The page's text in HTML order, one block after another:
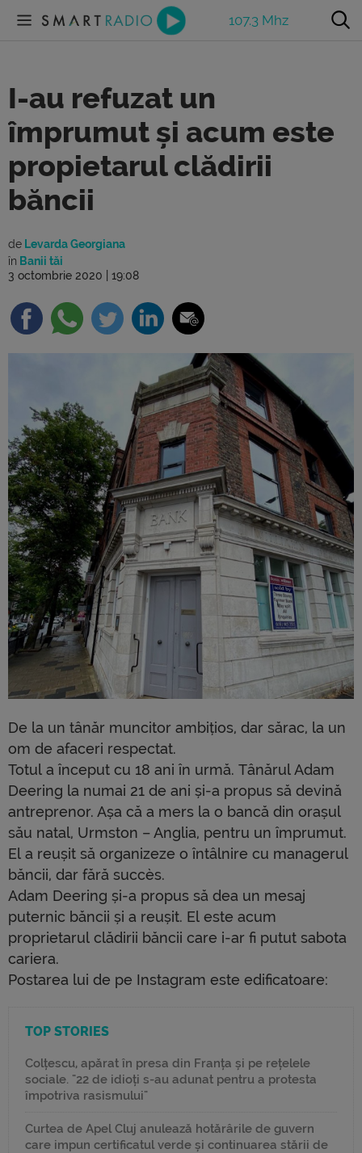
107.3 Mhz
I-au refuzat un
împrumut și acum este
propietarul clădirii
băncii
de Levarda Georgiana
în Banii tăi
3 octombrie 2020 | 19:08
De la un tânăr muncitor ambițios, dar sărac, la un
om de afaceri respectat.
Totul a început cu 18 ani în urmă. Tânărul Adam
Deering la numai 21 de ani și-a propus să devină
antreprenor. Așa că a mers la o bancă din orașul
său natal, Urmston – Anglia, pentru un împrumut.
El a reușit să organizeze o întâlnire cu managerul
băncii, dar fără succès.
Adam Deering și-a propus să dea un mesaj
puternic băncii și a reușit. El este acum
proprietarul clădirii băncii care i-ar fi putut sabota
cariera.
Postarea lui de pe Instagram este edificatoare:
TOP STORIES
Colțescu, apărat în presa din Franța și pe rețelele
sociale. "22 de idioți s-au adunat pentru a protesta
împotriva rasismului"
Curtea de Apel Cluj anulează hotărârile de guvern
care impun certificatul verde și continuarea stării de